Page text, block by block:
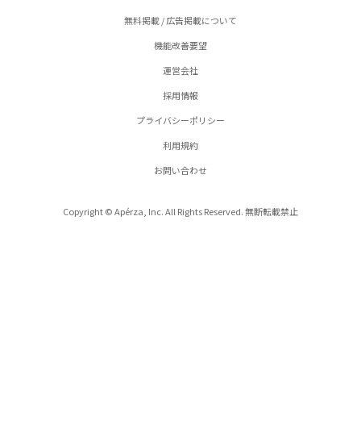
無料掲載 / 広告掲載について
機能改善要望
運営会社
採用情報
プライバシーポリシー
利用規約
お問い合わせ
Copyright © Apérza, Inc. All Rights Reserved. 無断転載禁止